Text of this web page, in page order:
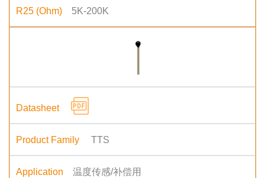
5K-200K
TTS
温度传感/补偿用